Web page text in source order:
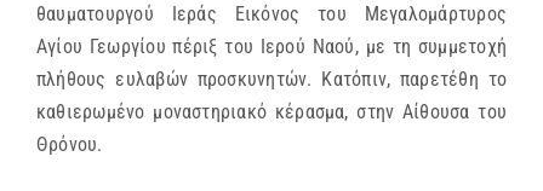
θαυματουργού Ιεράς Εικόνος του Μεγαλομάρτυρος
Αγίου Γεωργίου πέριξ του Ιερού Ναού, με τη συμμετοχή
πλήθους ευλαβών προσκυνητών. Κατόπιν, παρετέθη το
καθιερωμένο μοναστηριακό κέρασμα, στην Αίθουσα του
Θρόνου.